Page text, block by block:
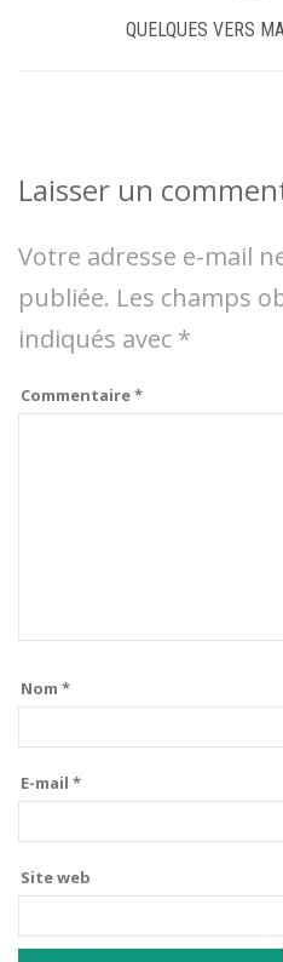
QUELQUES VERS
Laisser un
Votre adresse e-mail
publiée. Les champs
indiqués avec *
Commentaire*
Nom *
E-mail *
Site web